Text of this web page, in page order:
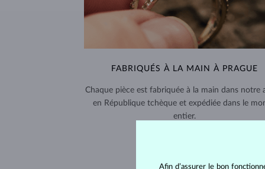
FABRIQUÉS À LA MAIN À PRAGUE
Chaque pièce est fabriquée à la main dans notre
en République tchèque et expédiée dans le
entier.
Afin d’assurer le bon